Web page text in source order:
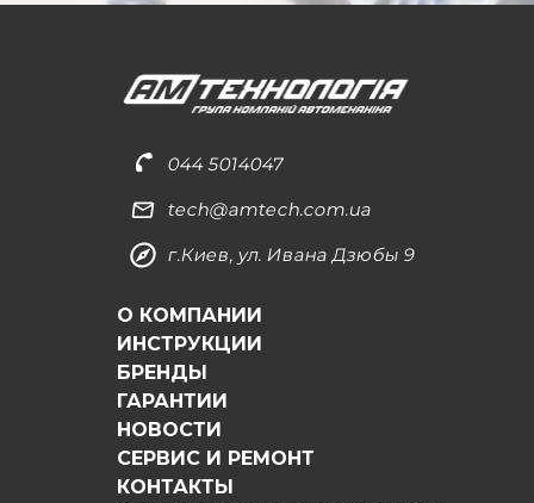
044 5014047
tech@amtech.com.ua
г.Киев, ул. Ивана Дзюбы 9
О КОМПАНИИ
ИНСТРУКЦИИ
БРЕНДЫ
ГАРАНТИИ
НОВОСТИ
СЕРВИС И РЕМОНТ
КОНТАКТЫ